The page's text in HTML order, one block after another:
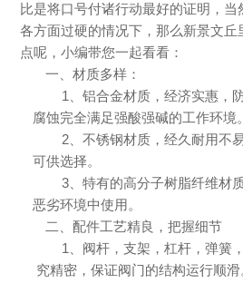
比是将口号付诸行动最好的证明，
各方面过硬的情况下，那么新景文
点呢，小编带您一起看看：
一、材质多样：
1、铝合金材质，经济实惠，
腐蚀完全满足强酸强碱的工作环境。
2、不锈钢材质，经久耐用不
可供选择。
3、特有的高分子树脂纤维材
恶劣环境中使用。
二、配件工艺精良，把握细节
1、阀杆，支架，杠杆，弹簧
究精密，保证阀门的结构运行顺滑